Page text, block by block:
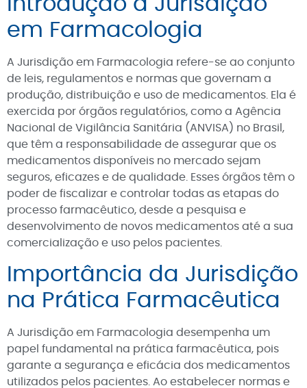
em Farmacologia
A Jurisdição em Farmacologia refere-se ao conjunto
de leis, regulamentos e normas que governam a
produção, distribuição e uso de medicamentos. Ela é
exercida por órgãos regulatórios, como a Agência
Nacional de Vigilância Sanitária (ANVISA) no Brasil,
que têm a responsabilidade de assegurar que os
medicamentos disponíveis no mercado sejam
seguros, eficazes e de qualidade. Esses órgãos têm o
poder de fiscalizar e controlar todas as etapas do
processo farmacêutico, desde a pesquisa e
desenvolvimento de novos medicamentos até a sua
comercialização e uso pelos pacientes.
Importância da Jurisdição
na Prática Farmacêutica
A Jurisdição em Farmacologia desempenha um
papel fundamental na prática farmacêutica, pois
garante a segurança e eficácia dos medicamentos
utilizados pelos pacientes. Ao estabelecer normas e